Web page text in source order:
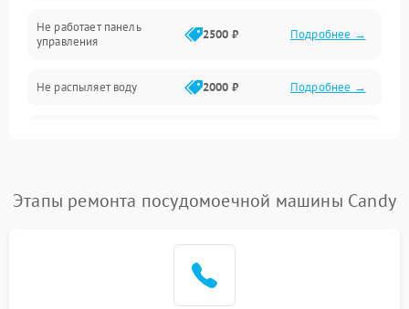
Гигиена
Программное обеспечение
Не работает панель
управления
2500 ₽ Подробнее →
Не распыляет воду 2000 ₽ Подробнее →
воды
1800 ₽ Подробнее →
Этапы ремонта посудомоечной машины Candy